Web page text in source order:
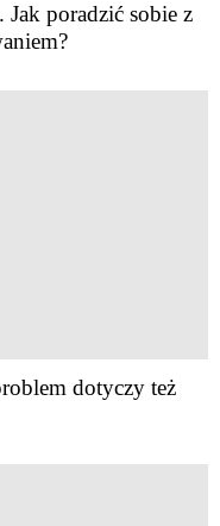
poradzić sobie z
dotyczy też